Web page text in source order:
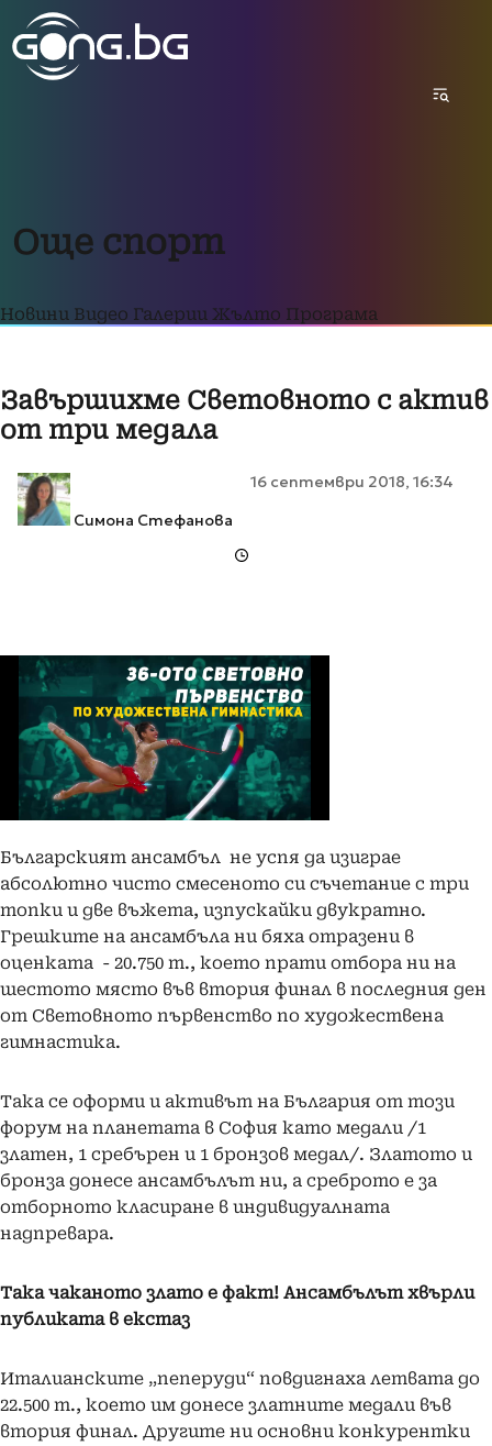
Още спорт
Новини Видео Галерии Жълто Програма
Завършихме Световното с актив
от три медала
Симона Стефанова
16 септември 2018, 16:34
Българският ансамбъл не успя да изиграе
абсолютно чисто смесеното си съчетание с три
топки и две въжета, изпускайки двукратно.
Грешките на ансамбъла ни бяха отразени в
оценката - 20.750 т., което прати отбора ни на
шестото място във втория финал в последния ден
от Световното първенство по художествена
гимнастика.
Така се оформи и активът на България от този
форум на планетата в София като медали /1
златен, 1 сребърен и 1 бронзов медал/. Златото и
бронза донесе ансамбълът ни, а среброто е за
отборното класиране в индивидуалната
надпревара.
Така чаканото злато е факт! Ансамбълът хвърли
публиката в екстаз
Италианските „пеперуди“ повдигнаха летвата до
22.500 т., което им донесе златните медали във
втория финал. Другите ни основни конкурентки